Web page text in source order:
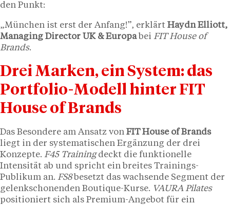
den Punkt:
„München ist erst der Anfang!”, erklärt Haydn Elliott,
Managing Director UK & Europabei FIT House of
Brands.
Drei Marken, ein System: das
Portfolio-Modell hinter FIT
House of Brands
Das Besondere am Ansatz von FIT House of Brands
liegt in der systematischen Ergänzung der drei
Konzepte. F45 Trainingdeckt die funktionelle
Intensität ab und spricht ein breites Trainings-
Publikum an. FS8besetzt das wachsende Segment der
gelenkschonenden Boutique-Kurse. VAURA Pilates
positioniert sich als Premium-Angebot für ein